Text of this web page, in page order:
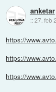
anketar
::27. feb
https://
https://
https://